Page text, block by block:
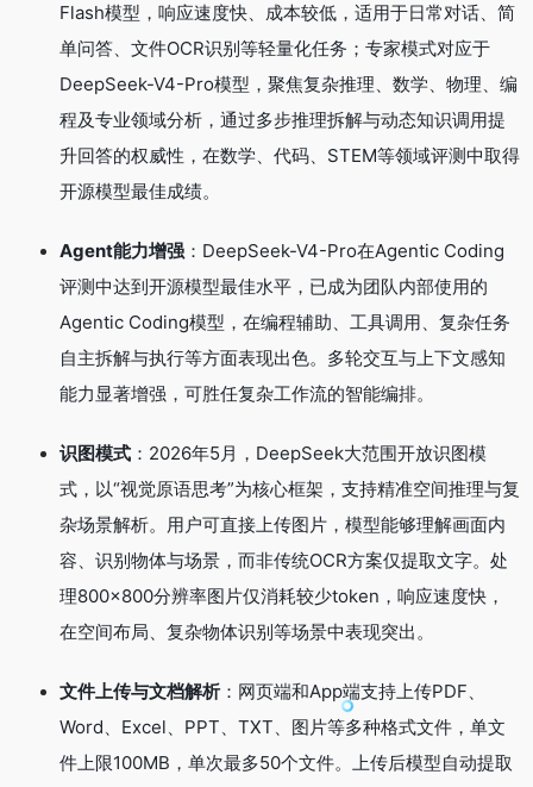
Flash模型，响应速度快、成本较低，适用于日常对话、简
单问答、文件OCR识别等轻量化任务；专家模式对应于
DeepSeek-V4-Pro模型，聚焦复杂推理、数学、物理、编
程及专业领域分析，通过多步推理拆解与动态知识调用提
升回答的权威性，在数学、代码、STEM等领域评测中取得
开源模型最佳成绩。
Agent能力增强 ：DeepSeek-V4-Pro在Agentic Coding
评测中达到开源模型最佳水平，已成为团队内部使用的
Agentic Coding模型，在编程辅助、工具调用、复杂任务
自主拆解与执行等方面表现出色。多轮交互与上下文感知
能力显著增强，可胜任复杂工作流的智能编排。
识图模式 ：2026年5月，DeepSeek大范围开放识图模
式，以“视觉原语思考”为核心框架，支持精准空间推理与复
杂场景解析。用户可直接上传图片，模型能够理解画面内
容、识别物体与场景，而非传统OCR方案仅提取文字。处
理800×800分辨率图片仅消耗较少token，响应速度快，
在空间布局、复杂物体识别等场景中表现突出。
文件上传与文档解析：网页端和App端支持上传PDF、
Word、Excel、PPT、TXT、图片等多种格式文件，单文
件上限100MB，单次最多50个文件。上传后模型自动提取